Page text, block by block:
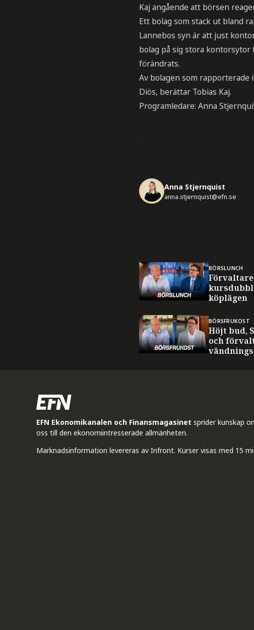
Kaj angående att börsen
Ett bolag som stack ut bland
Lannebos syn är att just
bolag på sig stora
förändrats.
Av bolagen som rapporterade
Diös, berättar Tobias Kaj.
Programledare: Anna
Anna Stjernquist
anna.stjernquist@efn.se
BÖRSLUNCH
köplägen
BÖRSFRUKOST
Höjt bud,
och
EFN Ekonomikanalen och Finansmagasinet sprider kunskap
oss till den ekonomiintresserade allmänheten.
Marknadsinformation levereras av Infront. Kurser visas med 15